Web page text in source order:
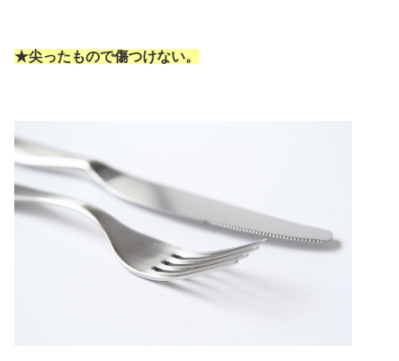
★尖ったもので傷つけない。